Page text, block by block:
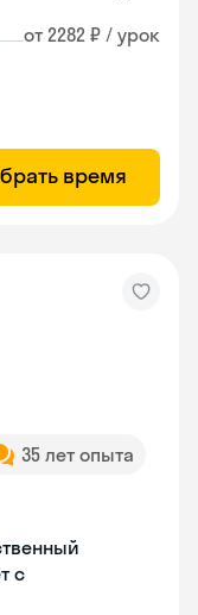
от 2282 ₽ / урок
время
35 лет опыта
с